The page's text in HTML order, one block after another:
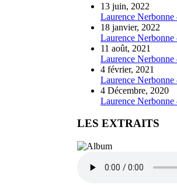
13 juin, 2022
Laurence Nerbonne
18 janvier, 2022
Laurence
11 août, 2021
Laurence
4 février, 2021
Laurence
4 Décembre, 2020
Laurence
LES EXTRAITS